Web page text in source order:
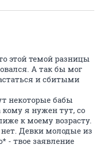
этой темой разницы
А так бы мог
и сбитыми
некоторые бабы
я нужен тут, со
к моему возрасту.
Девки молодые из
- твое заявление